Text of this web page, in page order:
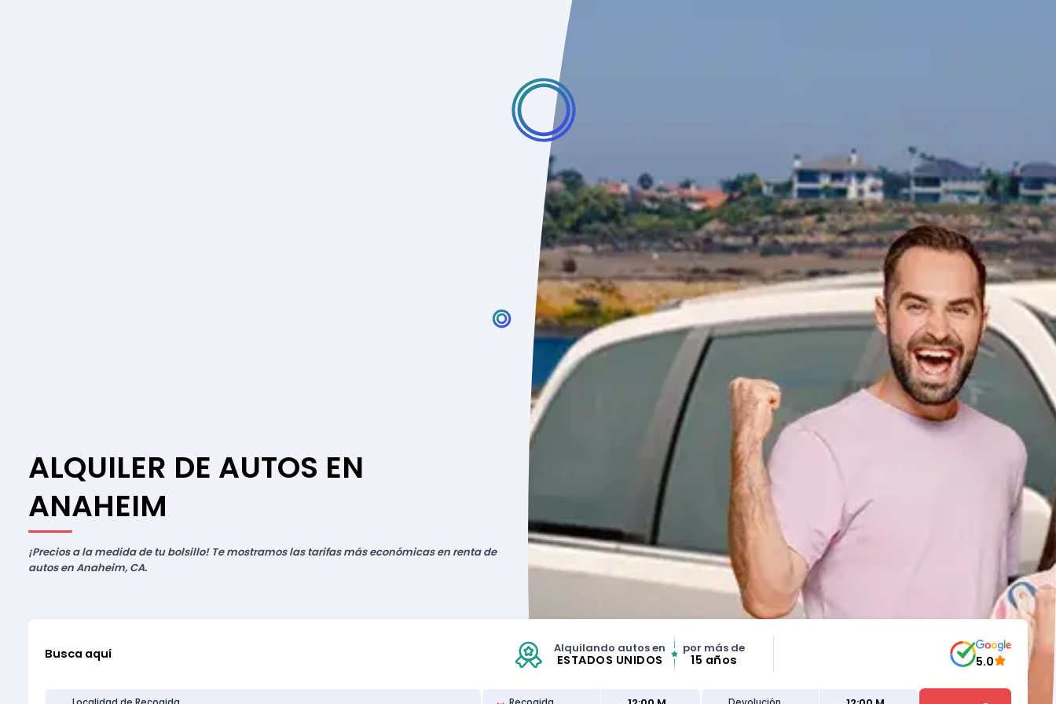
ALQUILER DE AUTOS EN
ANAHEIM
¡Precios a la medida de tu bolsillo! Te mostramos las tarifas más económicas en renta de
autos en Anaheim, CA.
Busca aquí Alquilando autos en
ESTADOS UNIDOS
por más de
15 años 5.0